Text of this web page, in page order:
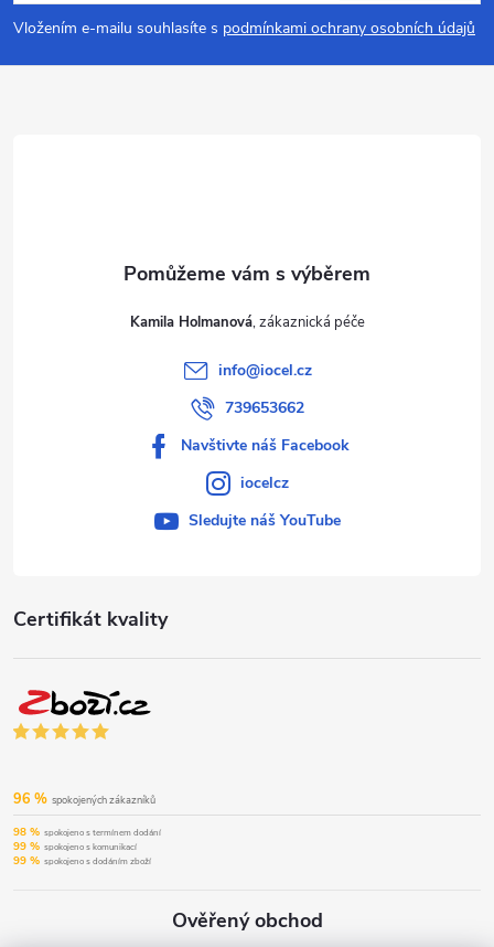
pVložením e-mailu souhlasíte s podmínkami ochrany osobních údajů
Certifikát kvality
96 % spokojených zákazníků
98 % spokojeno s termínem dodání
99 % spokojeno s komunikací
99 % spokojeno s dodáním zboží
Ověřený obchod
Kamila Holmanová
info@iocel.cz
739653662
Navštivte náš Facebook
iocelcz
Sledujte náš YouTube